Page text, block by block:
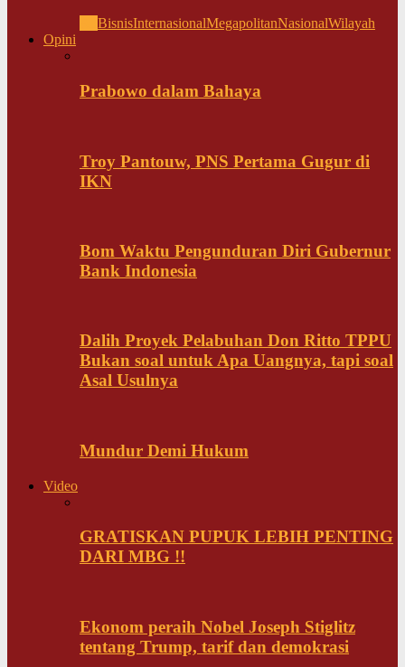
BisnisInternasionalMegapolitanNasionalWilayah
Opini
Prabowo dalam Bahaya
Troy Pantouw, PNS Pertama Gugur di
IKN
Bom Waktu Pengunduran Diri Gubernur
Bank Indonesia
Dalih Proyek Pelabuhan Don Ritto TPPU
Bukan soal untuk Apa Uangnya, tapi soal
Asal Usulnya
Mundur Demi Hukum
Video
GRATISKAN PUPUK LEBIH PENTING
DARI MBG !!
Ekonom peraih Nobel Joseph Stiglitz
tentang Trump, tarif dan demokrasi